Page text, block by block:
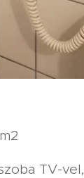
TV-vel,